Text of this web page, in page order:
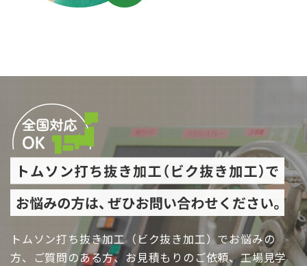
トムソン打ち抜き加工（ビク抜き加工）でお悩みの
方、ご質問のある方、お見積もりのご依頼、工場見学